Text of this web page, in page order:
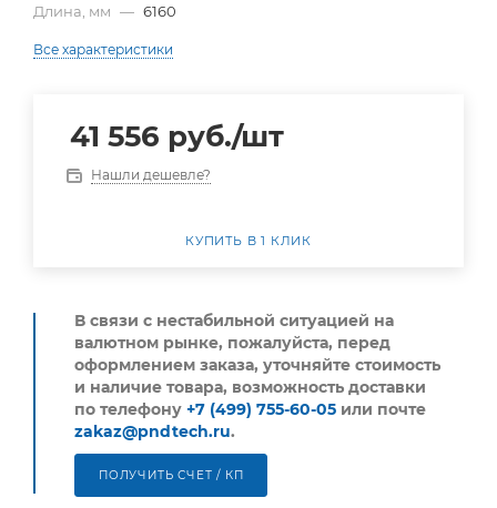
Длина, мм — 6160
Все характеристики
41 556 руб./шт
Нашли дешевле?
КУПИТЬ В 1 КЛИК
В связи с нестабильной ситуацией на
валютном рынке, пожалуйста, перед
оформлением заказа, уточняйте стоимость
и наличие товара, возможность доставки
по телефону +7 (499) 755-60-05 или почте
zakaz@pndtech.ru.
ПОЛУЧИТЬ СЧЕТ / КП